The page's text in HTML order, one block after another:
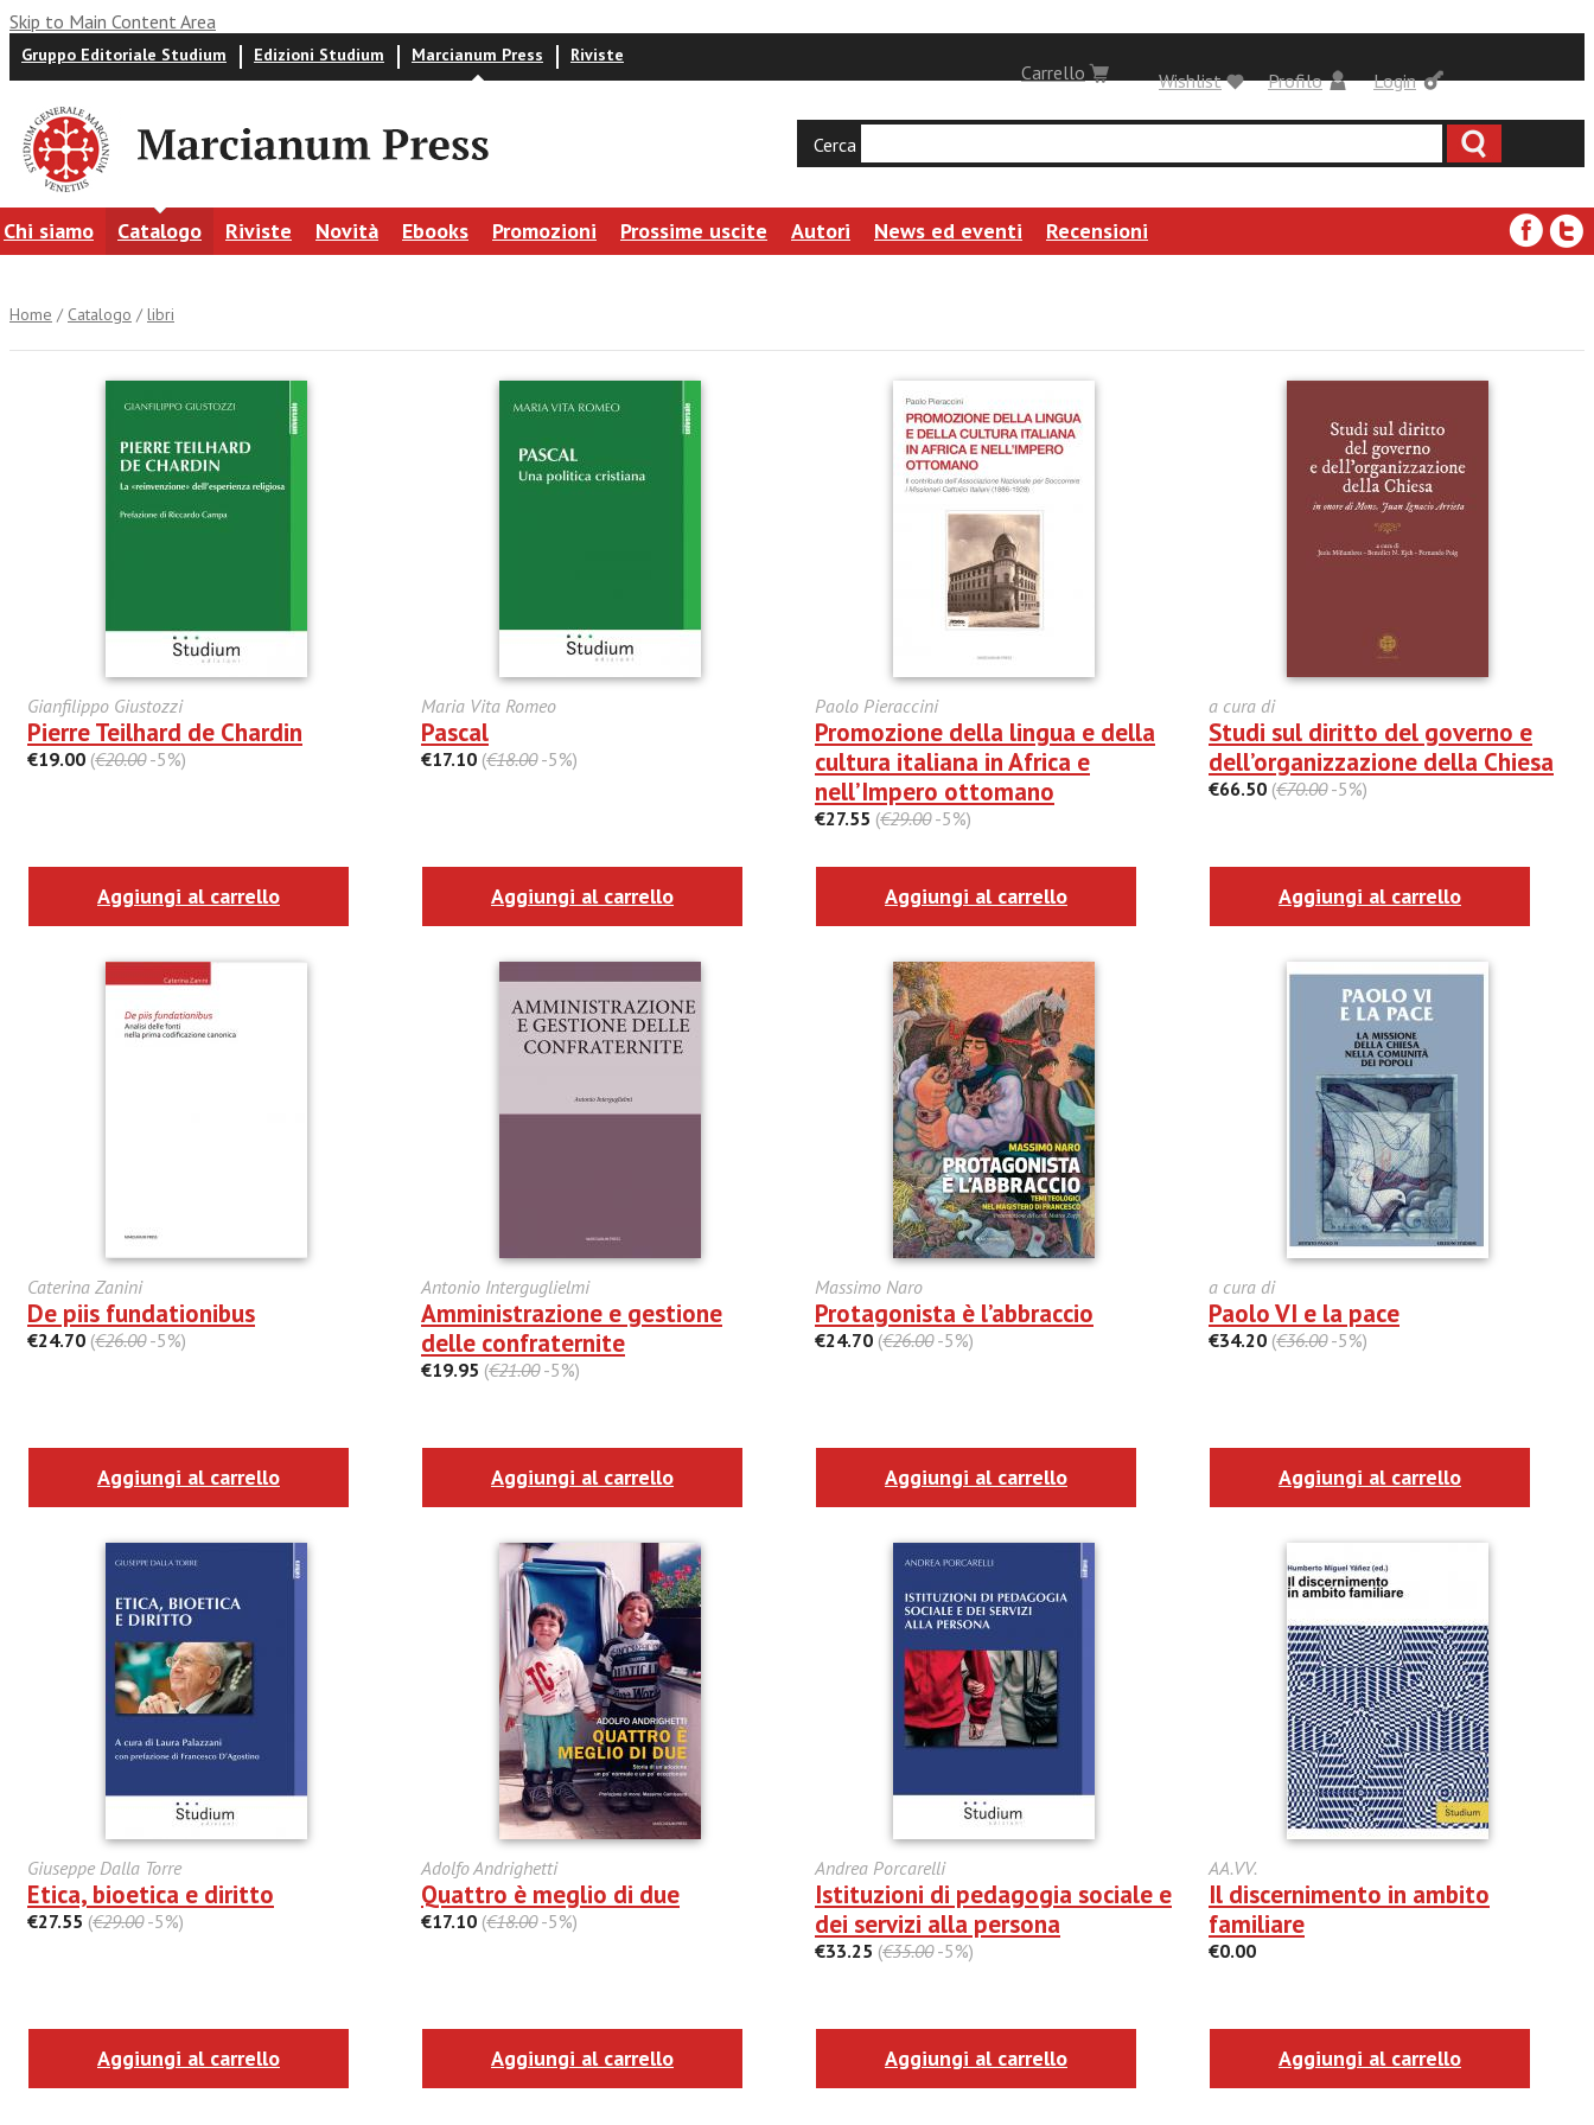
Skip to Main Content Area
Gruppo Editoriale Studium Edizioni Studium Marcianum Press Riviste
Login
Carrello Profilo
Wishlist
Cerca
Chi siamo Catalogo Riviste Novità Ebooks Promozioni Prossime uscite Autori News ed eventi Recensioni
Home / Catalogo / libri
Gianfilippo Giustozzi
Pierre Teilhard de Chardin
€19.00 (€20.00-5%)
Aggiungi al carrello
Maria Vita Romeo
Pascal
€17.10 (€18.00-5%)
Aggiungi al carrello
Paolo Pieraccini
Promozione della lingua e della
cultura italiana in Africa e
nell’Impero ottomano
€27.55 (€29.00-5%)
Aggiungi al carrello
a cura di
Studi sul diritto del governo e
dell’organizzazione della Chiesa
€66.50 (€70.00-5%)
Aggiungi al carrello
Caterina Zanini
De piis fundationibus
€24.70 (€26.00-5%)
Aggiungi al carrello
Antonio Interguglielmi
Amministrazione e gestione
delle confraternite
€19.95 (€21.00-5%)
Aggiungi al carrello
Massimo Naro
Protagonista è l’abbraccio
€24.70 (€26.00-5%)
Aggiungi al carrello
a cura di
Paolo VI e la pace
€34.20 (€36.00-5%)
Aggiungi al carrello
Giuseppe Dalla Torre
Etica, bioetica e diritto
€27.55 (€29.00-5%)
Aggiungi al carrello
Adolfo Andrighetti
Quattro è meglio di due
€17.10 (€18.00-5%)
Aggiungi al carrello
Andrea Porcarelli
Istituzioni di pedagogia sociale e
dei servizi alla persona
€33.25 (€35.00-5%)
Aggiungi al carrello
AA.VV.
Il discernimento in ambito
familiare
€0.00
Aggiungi al carrello